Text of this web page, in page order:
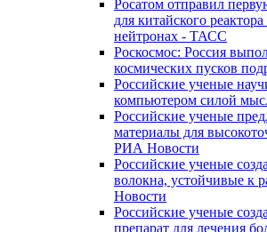
Росатом отправил
для китайского
нейтронах - ТАСС
Роскосмос: Россия
космических пусков
Российские ученые
компьютером силой
Российские ученые
материалы для
РИА Новости
Российские ученые
волокна, устойчивые к
Новости
Российские ученые
препарат для лечения